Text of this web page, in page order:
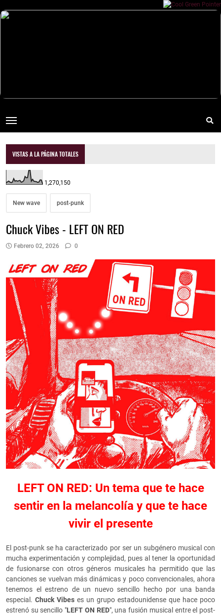
VISTAS A LA PÁGINA TOTALES
1,270,150
New wave post-punk
Chuck Vibes - LEFT ON RED
Febrero 02, 2026 0
LEFT ON RED: Un tema que te hace
sentir en la melancolía y que te hace
vivir el presente
El post-punk se ha caracterizado por ser un subgénero musical con
mucha experimentación y complejidad, pues al tener la oportunidad
de fusionarse con otros géneros musicales ha permitido que las
canciones se vuelvan más dinámicas y poco convencionales, ahora
tenemos el estreno de un nuevo sencillo hecho por una banda
especial. Chuck Vibes es un grupo estadounidense que hace poco
estrenó su sencillo "LEFT ON RED", una fusión musical entre el post-